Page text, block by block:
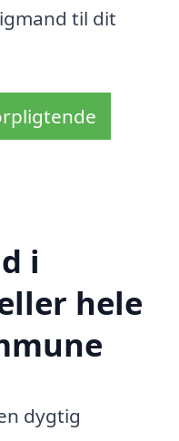
til dit
i
hele
dygtig